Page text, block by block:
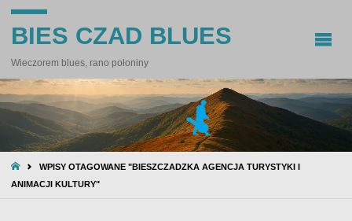
BIES CZAD BLUES
Wieczorem blues, rano połoniny
STRONA
GŁÓWNA
WPISY OTAGOWANE "BIESZCZADZKA AGENCJA TURYSTYKI I
ANIMACJI KULTURY"